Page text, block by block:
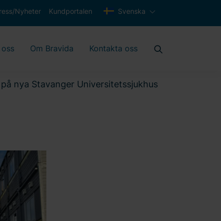
Nyheter Kundportalen Svenska
Om Bravida Kontakta oss
nya Stavanger Universitetssjukhus